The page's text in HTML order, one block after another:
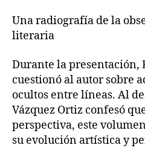
Una radiografía de la
literaria
Durante la presentación,
cuestionó al autor sobre
ocultos entre líneas. Al
Vázquez Ortiz confesó
perspectiva, este
su evolución artística y